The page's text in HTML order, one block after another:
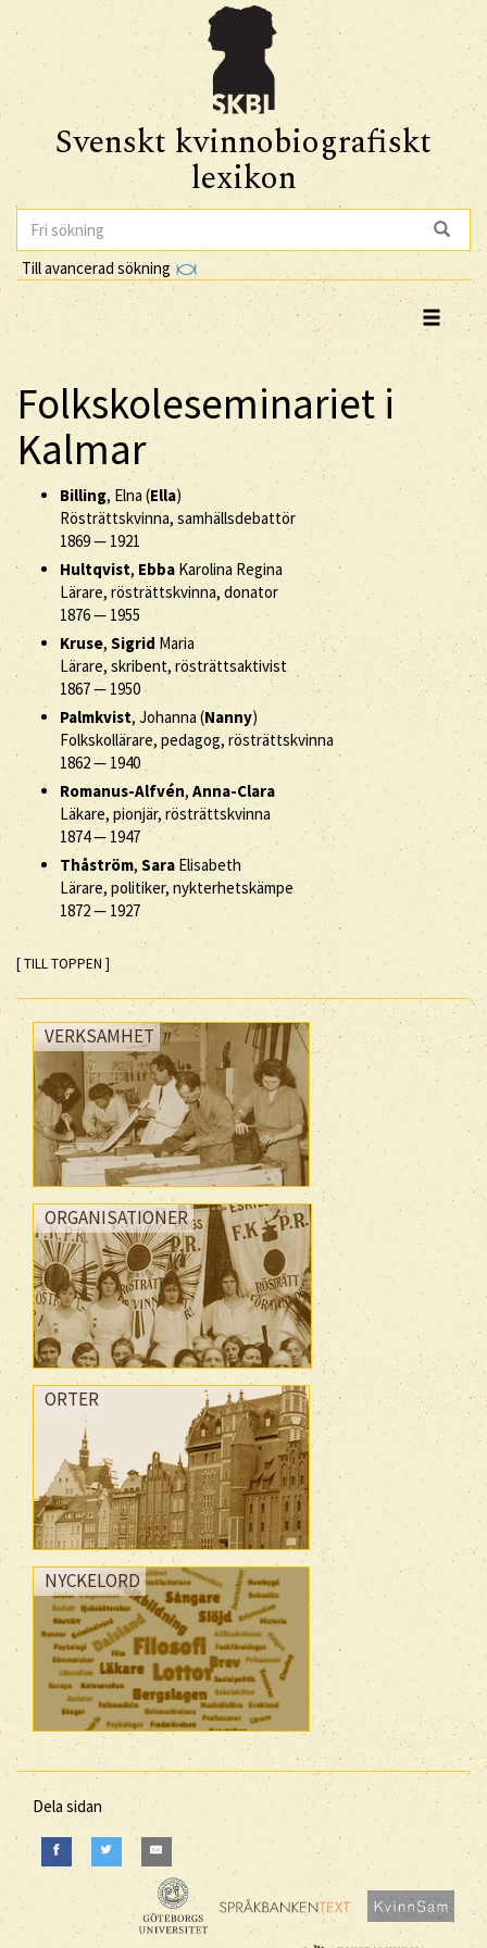
Svenskt kvinnobiografiskt
lexikon
Till avancerad sökning
Folkskoleseminariet i
Kalmar
Billing, Elna (Ella)
Rösträttskvinna, samhällsdebattör
1869— 1921
Hultqvist,Ebba Karolina Regina
Lärare, rösträttskvinna, donator
1876— 1955
Kruse, Sigrid Maria
Lärare, skribent, rösträttsaktivist
1867—1950
Palmkvist, Johanna (Nanny)
Folkskollärare, pedagog, rösträttskvinna
1862— 1940
Romanus-Alfvén, Anna-Clara
Läkare, pionjär, rösträttskvinna
1874— 1947
Thåström, Sara Elisabeth
Lärare, politiker, nykterhetskämpe
1872— 1927
[ TILL TOPPEN ]
VERKSAMHET
ORGANISATIONER
ORTER
NYCKELORD
Dela sidan